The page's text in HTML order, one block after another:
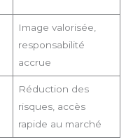
Image valorisée,
responsabilité
accrue
Réduction des
risques, accès
rapide au marché